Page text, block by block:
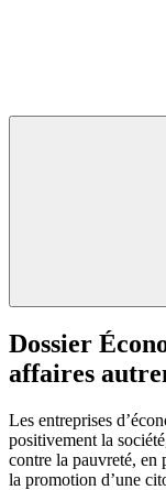
Dossier
affaires
Les entreprises
positivement la
contre la pauvreté, en
la promotion d’une